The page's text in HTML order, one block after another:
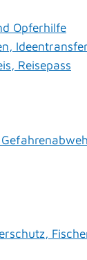
Opferhilfe
Ideentransfer
Reisepass